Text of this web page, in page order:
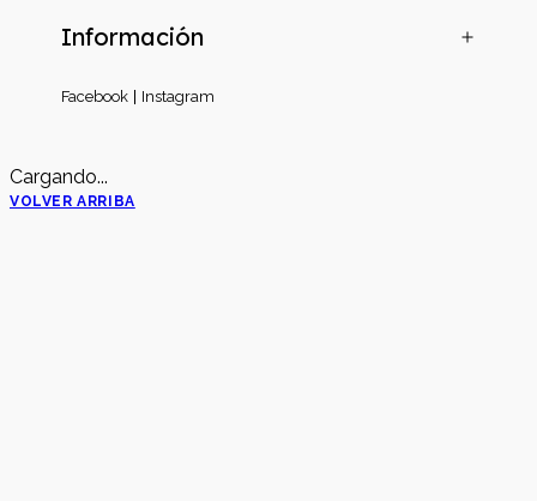
Información
Facebook Instagram
Cargando...
VOLVER ARRIBA